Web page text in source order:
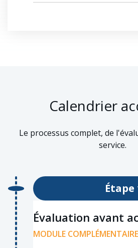
Calendrier
Le processus complet, de
service.
Étape
Évaluation avant
MODULE